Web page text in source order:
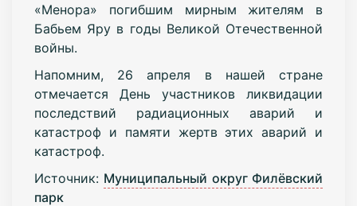
«Менора» погибшим мирным жителям в
Бабьем Яру в годы Великой Отечественной
войны.
Напомним, 26 апреля в нашей стране
отмечается День участников ликвидации
последствий радиационных аварий и
катастроф и памяти жертв этих аварий и
катастроф.
Источник: Муниципальный округ Филёвский
парк